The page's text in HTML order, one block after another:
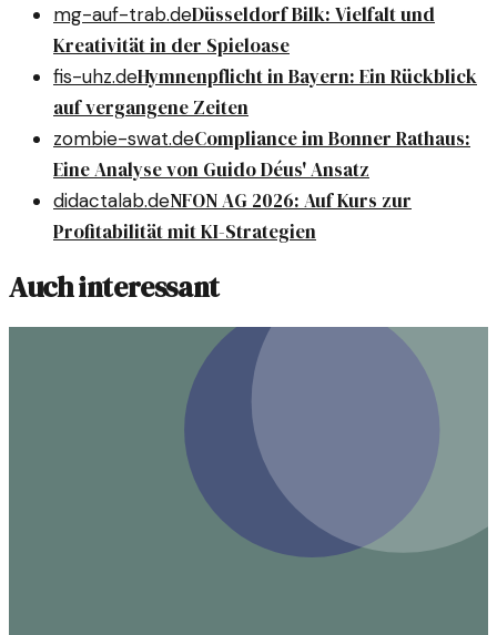
mg-auf-trab.deDüsseldorf Bilk: Vielfalt und
Kreativität in der Spieloase
fis-uhz.deHymnenpflicht in Bayern: Ein Rückblick
auf vergangene Zeiten
zombie-swat.deCompliance im Bonner Rathaus:
Eine Analyse von Guido Déus' Ansatz
didactalab.deNFON AG 2026: Auf Kurs zur
Profitabilität mit KI-Strategien
Auch interessant